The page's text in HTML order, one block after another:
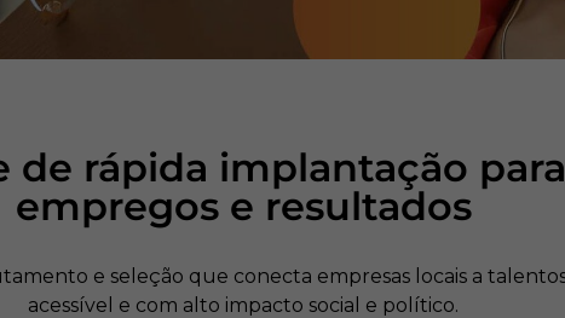
de rápida implantação
empregos e resultados
e seleção que conecta empresas locais a
acessível e com alto impacto social e político.